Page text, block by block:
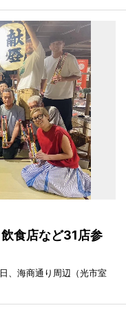
食店など31店参
、海商通り周辺（光市室